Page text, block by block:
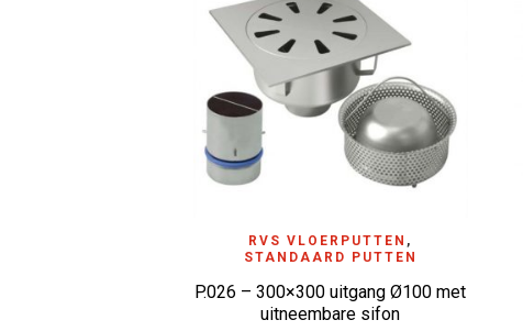
ADD TO WISHLIST
RVS VLOERPUTTEN ,
STANDAARD PUTTEN
P.026 – 300×300 uitgang Ø100 met
uitneembare sifon